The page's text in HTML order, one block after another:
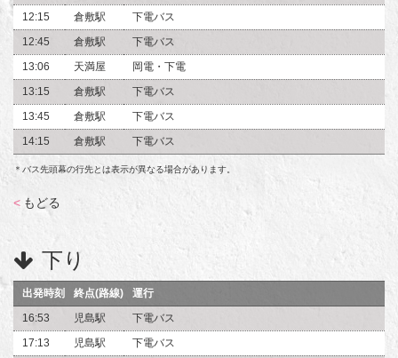
12:15
倉敷駅
下電バス
12:45
倉敷駅
下電バス
13:06
天満屋
岡電・下電
13:15
倉敷駅
下電バス
13:45
倉敷駅
下電バス
14:15
倉敷駅 下電バス
＊バス先頭幕の行先とは表示が異なる場合があります。
< もどる
下り
出発時刻 終点(路線)
運行
16:53
児島駅
下電バス
17:13
児島駅
下電バス